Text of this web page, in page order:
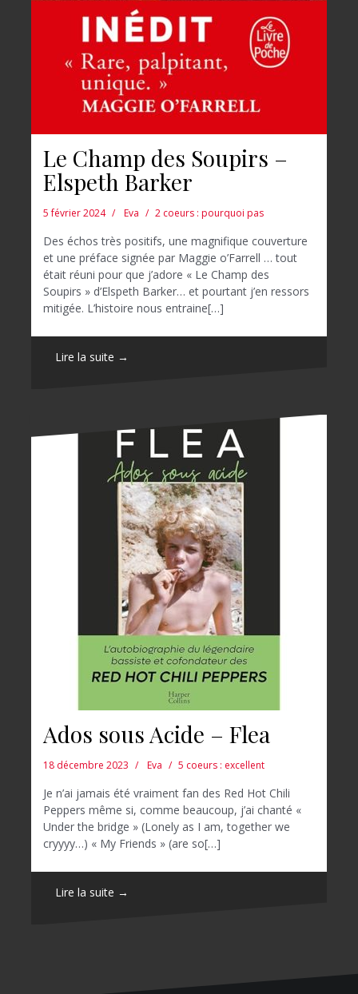
Le Champ des Soupirs –
Elspeth Barker
5 février 2024 Eva 2 coeurs : pourquoi pas
Des échos très positifs, une magnifique couverture
et une préface signée par Maggie o’Farrell … tout
était réuni pour que j’adore « Le Champ des
Soupirs » d’Elspeth Barker… et pourtant j’en ressors
mitigée. L’histoire nous entraine[…]
Lire la suite →
Ados sous Acide – Flea
18 décembre 2023 Eva 5 coeurs : excellent
Je n’ai jamais été vraiment fan des Red Hot Chili
Peppers même si, comme beaucoup, j’ai chanté «
Under the bridge » (Lonely as I am, together we
cryyyy…) « My Friends » (are so[…]
Lire la suite →